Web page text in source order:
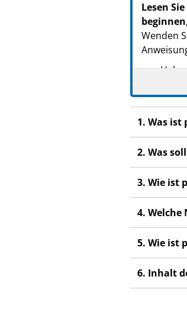
Lesen
Wenden
1. Was
2. Was
3. Wie ist
4.
5. Wie ist
6. Inhalt